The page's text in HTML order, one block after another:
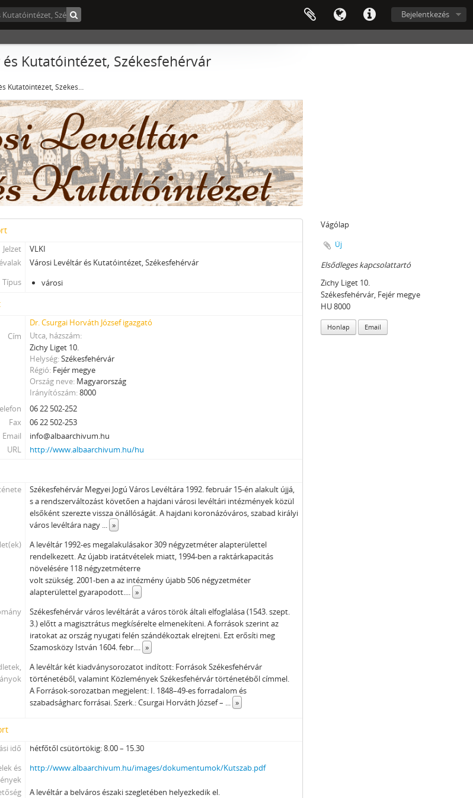
Bejelentkezés
Kutatóintézet, Székesfehérvár
Városi Levéltár és Kutatóintézet, Székesfehérvár
Jelzet
VLKI
Városi Levéltár és Kutatóintézet, Székesfehérvár
Típus
városi
Dr. Csurgai Horváth József igazgató
Cím
Utca, házszám
Zichy Liget 10.
Helység Székesfehérvár
Régió Fejér megye
Ország neve Magyarország
Irányítószám 8000
06 22 502-252
Fax
06 22 502-253
Email
info@albaarchivum.hu
URL
http://www.albaarchivum.hu/hu
Székesfehérvár Megyei Jogú Város Levéltára 1992. február 15-én alakult újjá,
s a rendszerváltozást követően a hajdani városi levéltári intézmények közül
elsőként szerezte vissza önállóságát. A hajdani koronázóváros, szabad királyi
város levéltára nagy ... »
A levéltár 1992-es megalakulásakor 309 négyzetméter alapterülettel
rendelkezett. Az újabb iratátvételek miatt, 1994-ben a raktárkapacitás
növelésére 118 négyzetméterre
volt szükség. 2001-ben a az intézmény újabb 506 négyzetméter
alapterülettel gyarapodott.... »
Székesfehérvár város levéltárát a város török általi elfoglalása (1543. szept.
3.) előtt a magisztrátus megkísérelte elmenekíteni. A források szerint az
iratokat az ország nyugati felén szándékoztak elrejteni. Ezt erősíti meg
Szamosközy István 1604. febr.... »
A levéltár két kiadványsorozatot indított: Források Székesfehérvár
történetéből, valamint Közlemények Székesfehérvár történetéből címmel.
A Források-sorozatban megjelent: I. 1848–49-es forradalom és
szabadságharc forrásai. Szerk.: Csurgai Horváth József – ... »
idő
hétfőtől csütörtökig: 8.00 – 15.30
és
http://www.albaarchivum.hu/images/dokumentumok/Kutszab.pdf
A levéltár a belváros északi szegletében helyezkedik el.
Vágólap
Új
Elsődleges kapcsolattartó
Zichy Liget 10.
Székesfehérvár, Fejér megye
HU 8000
Honlap Email